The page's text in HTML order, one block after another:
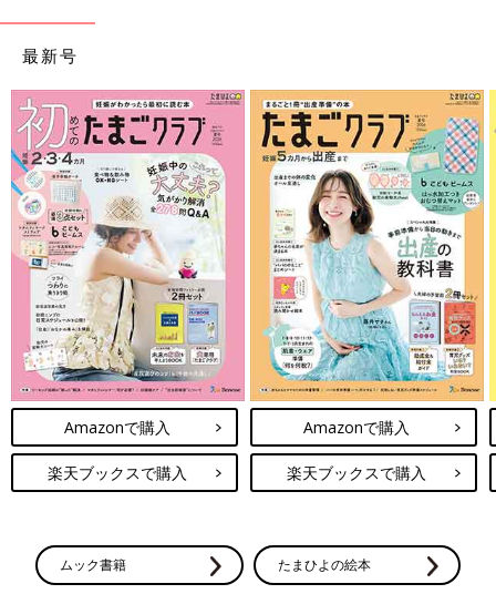
最新号
Amazonで購入
楽天ブックスで購入
Amazonで購入
楽天ブックスで購入
ムック書籍 たまひよの絵本